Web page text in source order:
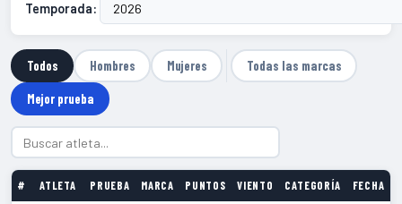
Temporada:
Todos Hombres Mujeres Todas las marcas
Mejor prueba
# ATLETA PRUEBA MARCA PUNTOS VIENTO CATEGORÍA FECHA